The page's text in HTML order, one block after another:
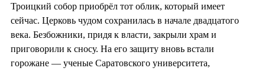
Троицкий собор приобрёл тот облик, который имеет
сейчас. Церковь чудом сохранилась в начале двадцатого
века. Безбожники, придя к власти, закрыли храм и
приговорили к сносу. На его защиту вновь встали
горожане — ученые Саратовского университета,